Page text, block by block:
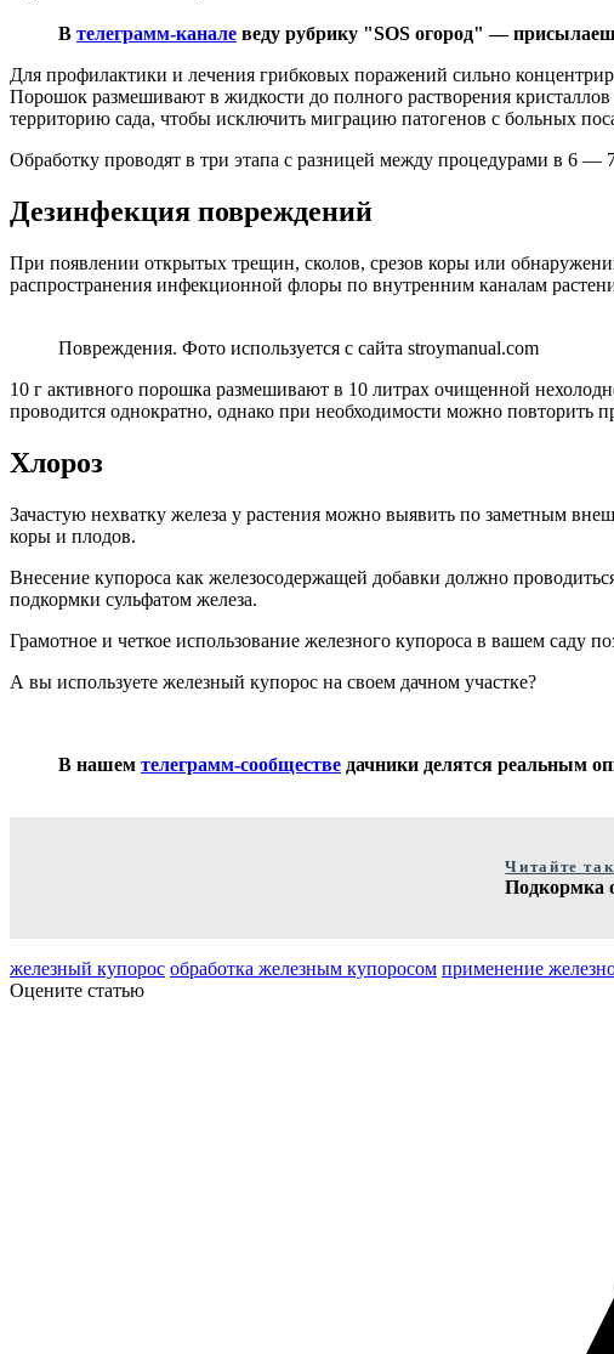
В телеграмм-канале веду рубрику "SOS огород" —
Для профилактики и лечения грибковых поражений сильно
Порошок размешивают в жидкости до полного растворения
территорию сада, чтобы исключить миграцию патогенов с больных
Обработку проводят в три этапа с разницей между процедурами в 6 —
Дезинфекция повреждений
При появлении открытых трещин, сколов, срезов коры или
распространения инфекционной флоры по внутренним каналам
Повреждения. Фото используется с сайта stroymanual.com
10 г активного порошка размешивают в 10 литрах очищенной
проводится однократно, однако при необходимости можно повторить
Хлороз
Зачастую нехватку железа у растения можно выявить по заметным
коры и плодов.
Внесение купороса как железосодержащей добавки должно
подкормки сульфатом железа.
Грамотное и четкое использование железного купороса в вашем саду
А вы используете железный купорос на своем дачном участке?
В нашем телеграмм-сообществе дачники делятся реальным
Читайте
Подкормка
железный купорос обработка железным купоросом применение
Оцените статью